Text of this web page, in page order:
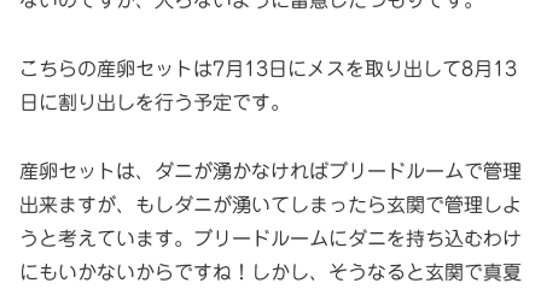
こちらの産卵セットは7月13日にメスを取り出して8月13
日に割り出しを行う予定です。
産卵セットは、ダニが湧かなければブリードルームで管理
出来ますが、もしダニが湧いてしまったら玄関で管理しよ
うと考えています。ブリードルームにダニを持ち込むわけ
にもいかないからですね！しかし、そうなると玄関で真夏